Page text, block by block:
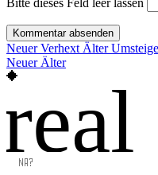
Bitte dieses Feld leer lassen
Kommentar absenden
Neuer Verhext Älter
Neuer Älter